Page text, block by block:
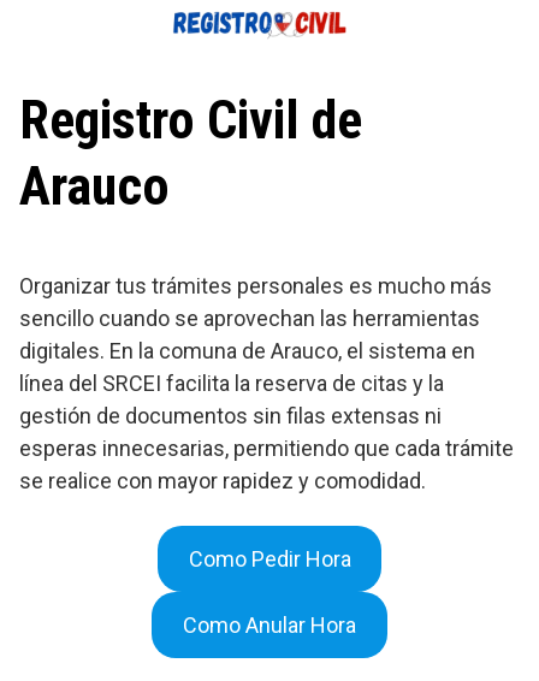
Registro Civil de
Arauco
Organizar tus trámites personales es mucho más
sencillo cuando se aprovechan las herramientas
digitales. En la comuna de Arauco, el sistema en
línea del SRCEI facilita la reserva de citas y la
gestión de documentos sin filas extensas ni
esperas innecesarias, permitiendo que cada trámite
se realice con mayor rapidez y comodidad.
Como Pedir Hora
Como Anular Hora